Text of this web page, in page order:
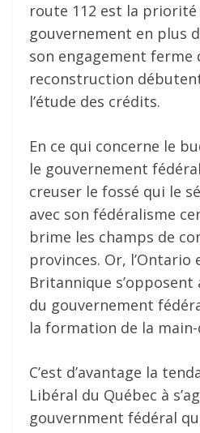
route 112 est la priorité
gouvernement en plus
son engagement ferme
reconstruction
l’étude des crédits.
En ce qui concerne le
le gouvernement
creuser le fossé qui le
avec son fédéralisme
brime les champs de
provinces. Or, l’Ontario
Britannique s’opposent
du gouvernement
la formation de la main-
C’est d’avantage la
Libéral du Québec à
gouvernment fédéral